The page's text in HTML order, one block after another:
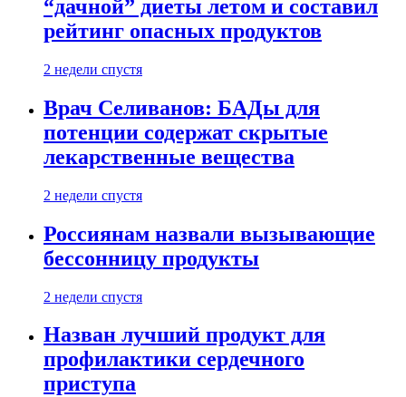
“дачной” диеты летом и составил
рейтинг опасных продуктов
2 недели спустя
Врач Селиванов: БАДы для
потенции содержат скрытые
лекарственные вещества
2 недели спустя
Россиянам назвали вызывающие
бессонницу продукты
2 недели спустя
Назван лучший продукт для
профилактики сердечного
приступа